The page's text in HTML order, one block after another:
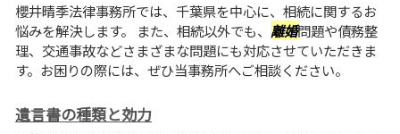
櫻井晴季法律事務所では、千葉県を中心に、相続に関するお
悩みを解決します。 また、相続以外でも、 離婚問題や債務整
理、交通事故などさまざまな問題にも対応させていただきま
す。お困りの際には、ぜひ当事務所へご相談ください。
遺言書の種類と効力